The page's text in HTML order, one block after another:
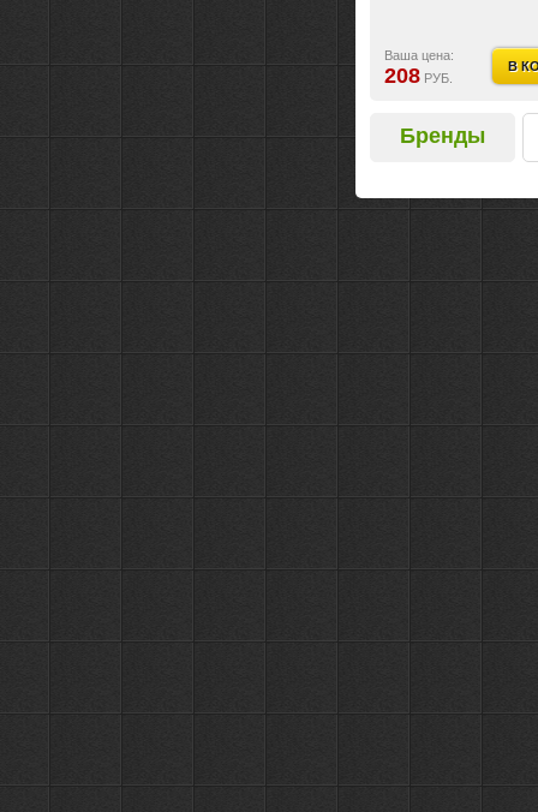
Ваша цена:
208 РУБ.
В
Бренды